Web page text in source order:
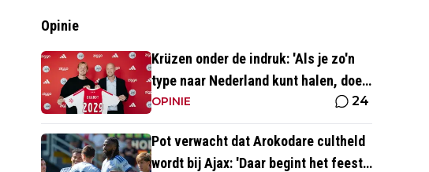
Opinie
Krüzen onder de indruk: 'Als je zo'n
type naar Nederland kunt halen, doe
je iets goed'
OPINIE 24
Pot verwacht dat Arokodare cultheld
wordt bij Ajax: 'Daar begint het feest